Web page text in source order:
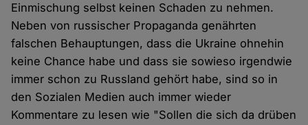
Einmischung selbst keinen Schaden zu nehmen.
Neben von russischer Propaganda genährten
falschen Behauptungen, dass die Ukraine ohnehin
keine Chance habe und dass sie sowieso irgendwie
immer schon zu Russland gehört habe, sind so in
den Sozialen Medien auch immer wieder
Kommentare zu lesen wie "Sollen die sich da drüben